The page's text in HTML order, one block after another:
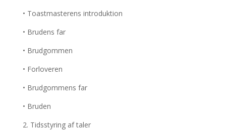
• Toastmasterens introduktion
• Brudens far
• Brudgommen
• Forloveren
• Brudgommens far
• Bruden
2. Tidsstyring af taler